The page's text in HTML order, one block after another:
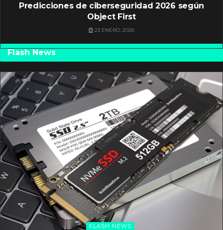
Predicciones de ciberseguridad 2026 según
Object First
23 ENERO, 2026
Flash News
FLASH NEWS